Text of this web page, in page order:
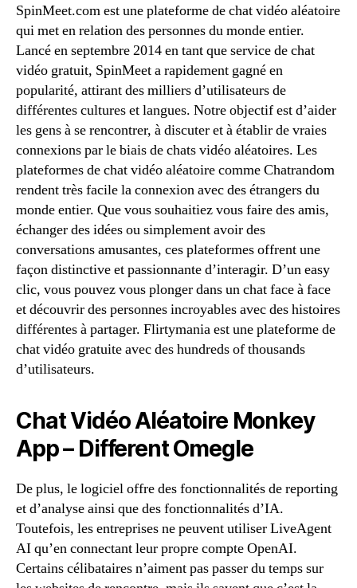
SpinMeet.com est une plateforme de chat vidéo aléatoire
qui met en relation des personnes du monde entier.
Lancé en septembre 2014 en tant que service de chat
vidéo gratuit, SpinMeet a rapidement gagné en
popularité, attirant des milliers d’utilisateurs de
différentes cultures et langues. Notre objectif est d’aider
les gens à se rencontrer, à discuter et à établir de vraies
connexions par le biais de chats vidéo aléatoires. Les
plateformes de chat vidéo aléatoire comme Chatrandom
rendent très facile la connexion avec des étrangers du
monde entier. Que vous souhaitiez vous faire des amis,
échanger des idées ou simplement avoir des
conversations amusantes, ces plateformes offrent une
façon distinctive et passionnante d’interagir. D’un easy
clic, vous pouvez vous plonger dans un chat face à face
et découvrir des personnes incroyables avec des histoires
différentes à partager. Flirtymania est une plateforme de
chat vidéo gratuite avec des hundreds of thousands
d’utilisateurs.
Chat Vidéo Aléatoire Monkey
App – Different Omegle
De plus, le logiciel offre des fonctionnalités de reporting
et d’analyse ainsi que des fonctionnalités d’IA.
Toutefois, les entreprises ne peuvent utiliser LiveAgent
AI qu’en connectant leur propre compte OpenAI.
Certains célibataires n’aiment pas passer du temps sur